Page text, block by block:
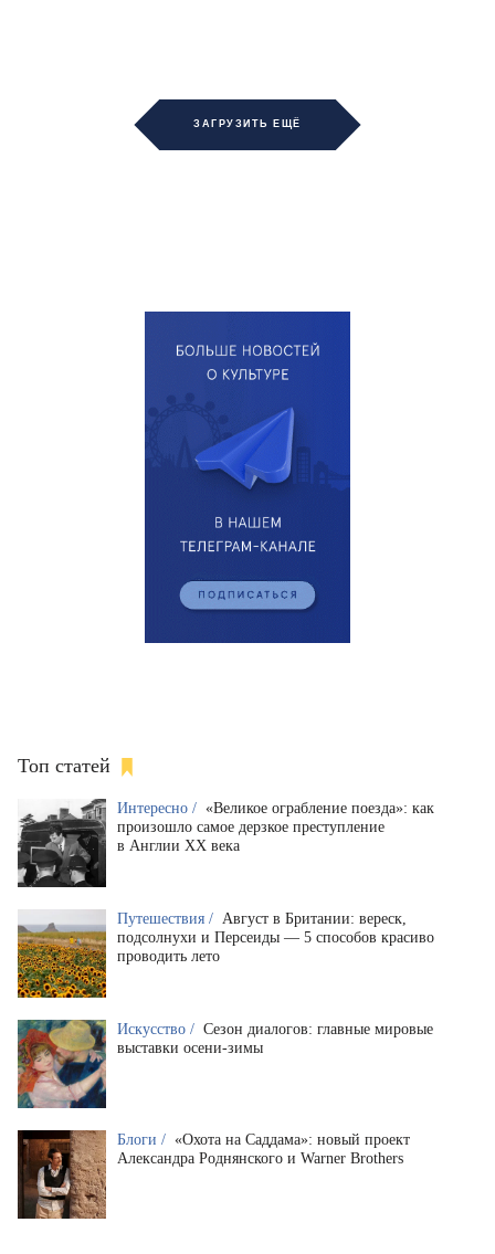
ЗАГРУЗИТЬ ЕЩЁ
Топ статей
Интересно / «Великое ограбление поезда»: как
произошло самое дерзкое преступление
в Англии XX века
Путешествия / Август в Британии: вереск,
подсолнухи и Персеиды — 5 способов красиво
проводить лето
Искусство / Сезон диалогов: главные мировые
выставки осени-зимы
Блоги / «Охота на Саддама»: новый проект
Александра Роднянского и Warner Brothers